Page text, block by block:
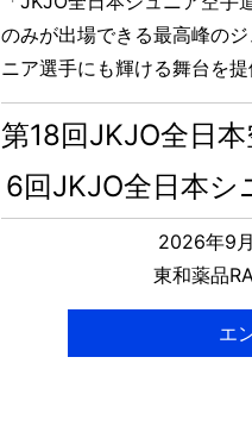
のみが出場できる最高峰の
ニア選手にも輝ける舞台を
第18回JKJO全日
6回JKJO全日本シ
2026年9
東和薬品
エ